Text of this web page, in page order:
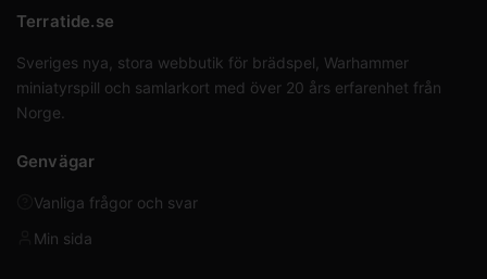
Terratide.se
Sveriges nya, stora webbutik för brädspel, Warhammer
miniatyrspill och samlarkort med över 20 års erfarenhet från
Norge.
Genvägar
Vanliga frågor och svar
Min sida